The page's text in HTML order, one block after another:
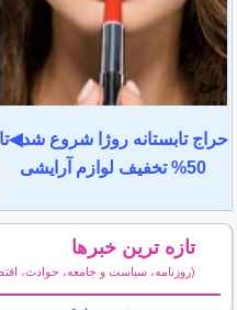
حراج تابستانه روژا شروع شد◀تا
50% تخفیف لوازم آرایشی
تازه ترین خبرها
(روزنامه، سیاست و جامعه، حوادث،